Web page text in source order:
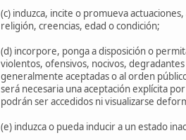
(c) induzca, incite o promueva
religión, creencias, edad o condición;
(d) incorpore, ponga a disposición o
violentos, ofensivos, nocivos,
generalmente aceptadas o al orden
será necesaria una aceptación explícita
podrán ser accedidos ni visualizarse
(e) induzca o pueda inducir a un estado